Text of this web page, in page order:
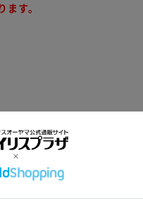
す。
ください。
類で作る塩ベースの
了承ください。